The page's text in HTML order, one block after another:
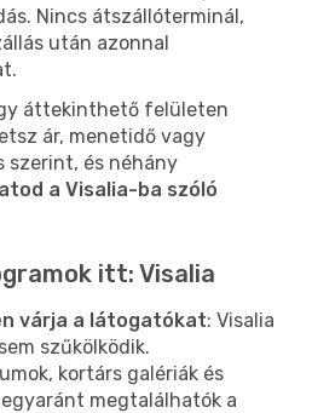
Nincs átszállóterminál,
után azonnal
áttekinthető felületen
ár, menetidő vagy
szerint, és néhány
a Visalia-ba szóló
itt: Visalia
várja a látogatókat: Visalia
szűkölködik.
kortárs galériák és
megtalálhatók a